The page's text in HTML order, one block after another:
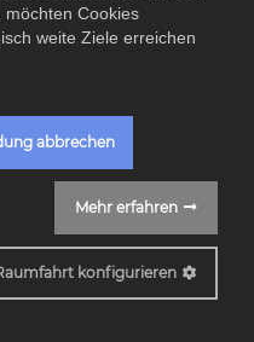
möchten Cookies
weite Ziele erreichen
abbrechen
Mehr erfahren
konfigurieren